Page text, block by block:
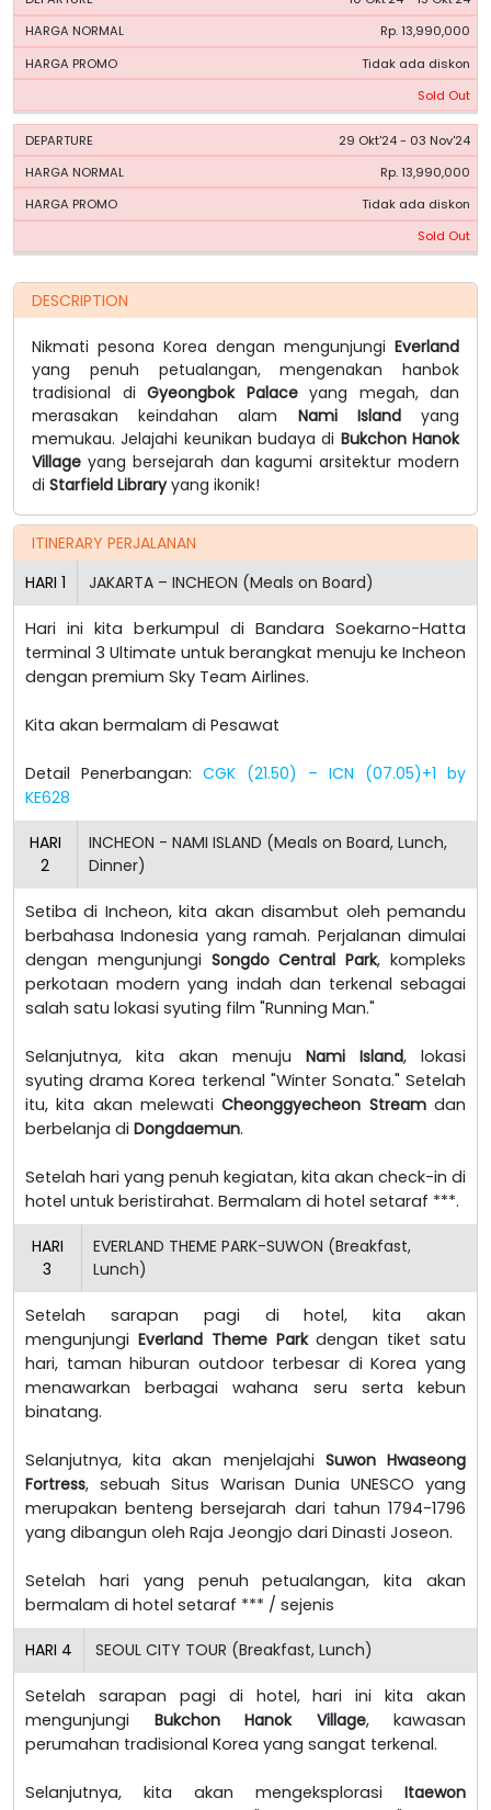
Rp. 13,990,000
Tidak ada diskon
Sold Out
29 Okt'24 - 03 Nov'24
Rp. 13,990,000
Tidak ada diskon
Sold Out
DESCRIPTION
Nikmati pesona Korea dengan mengunjungi Everland
yang penuh petualangan, mengenakan hanbok
tradisional di Gyeongbok Palaceyang megah, dan
merasakan keindahan alam Nami Islandyang
memukau. Jelajahi keunikan budaya di Bukchon Hanok
Village yang bersejarah dan kagumi arsitektur modern
di Starfield Libraryyang ikonik!
ITINERARY PERJALANAN
HARI 1 JAKARTA – INCHEON (Meals on Board)
Hari ini kita berkumpul di Bandara Soekarno-Hatta
terminal 3 Ultimate untuk berangkat menuju ke Incheon
dengan premium Sky Team Airlines.
Kita akan bermalam di Pesawat
Detail Penerbangan: CGK (21.50) – ICN (07.05)+1 by
KE628
HARI
2
INCHEON - NAMI ISLAND (Meals on Board, Lunch,
Dinner)
Setiba di Incheon, kita akan disambut oleh pemandu
berbahasa Indonesia yang ramah. Perjalanan dimulai
dengan mengunjungi Songdo Central Park, kompleks
perkotaan modern yang indah dan terkenal sebagai
salah satu lokasi syuting film "Running Man."
Selanjutnya, kita akan menuju Nami Island, lokasi
syuting drama Korea terkenal "Winter Sonata." Setelah
itu, kita akan melewati Cheonggyecheon Streamdan
berbelanja di Dongdaemun.
Setelah hari yang penuh kegiatan, kita akan check-in di
hotel untuk beristirahat. Bermalam di hotel setaraf ***.
HARI
3
EVERLAND THEME PARK-SUWON (Breakfast,
Lunch)
Setelah sarapan pagi di hotel, kita akan
mengunjungi Everland Theme Parkdengan tiket satu
hari, taman hiburan outdoor terbesar di Korea yang
menawarkan berbagai wahana seru serta kebun
binatang.
Selanjutnya, kita akan menjelajahi Suwon Hwaseong
Fortress, sebuah Situs Warisan Dunia UNESCO yang
merupakan benteng bersejarah dari tahun 1794-1796
yang dibangun oleh Raja Jeongjo dari Dinasti Joseon.
Setelah hari yang penuh petualangan, kita akan
bermalam di hotel setaraf *** / sejenis
HARI 4 SEOUL CITY TOUR (Breakfast, Lunch)
Setelah sarapan pagi di hotel, hari ini kita akan
mengunjungi Bukchon Hanok Village, kawasan
perumahan tradisional Korea yang sangat terkenal.
Selanjutnya, kita akan mengeksplorasi Itaewon